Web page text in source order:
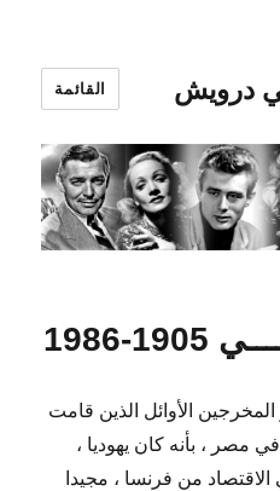
درويش القائمة
1986
الأوائل الذين قامت
مصر ، بأنه كان يهوديا ،
من فرنسا ، مجيدا